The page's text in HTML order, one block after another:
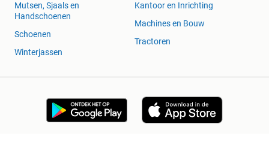
Mutsen, Sjaals en
Handschoenen
Schoenen
Winterjassen
Kantoor en Inrichting
Machines en Bouw
Tractoren